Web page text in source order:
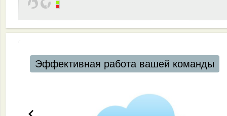
Эффективная работа вашей команды